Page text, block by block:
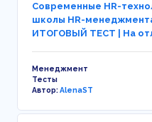
Современные HR-
школы HR-
ИТОГОВЫЙ ТЕСТ | На
Менеджмент
Тесты
Автор:AlenaST